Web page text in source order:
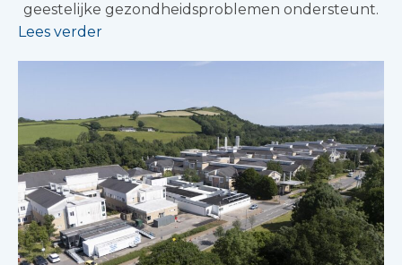
geestelijke gezondheidsproblemen ondersteunt.
Lees verder